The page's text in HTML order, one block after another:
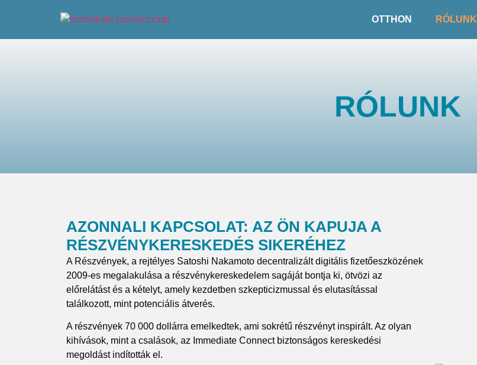
OTTHON RÓLUNK
RÓLUNK
AZONNALI KAPCSOLAT: AZ ÖN KAPUJA A
RÉSZVÉNYKERESKEDÉS SIKERÉHEZ
A Részvények, a rejtélyes Satoshi Nakamoto decentralizált digitális fizetőeszközének
2009-es megalakulása a részvénykereskedelem sagáját bontja ki, ötvözi az
előrelátást és a kételyt, amely kezdetben szkepticizmussal és elutasítással
találkozott, mint potenciális átverés.
A részvények 70 000 dollárra emelkedtek, ami sokrétű részvényt inspirált. Az olyan
kihívások, mint a csalások, az Immediate Connect biztonságos kereskedési
megoldást indították el.